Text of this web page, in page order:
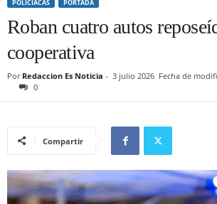
POLICIACAS PORTADA
Roban cuatro autos
cooperativa
Por Redaccion Es Noticia - 3 julio 2026 Fecha de
0
Compartir